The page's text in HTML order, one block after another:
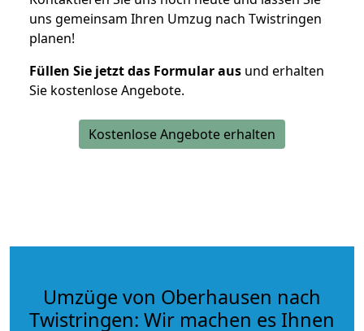
uns gemeinsam Ihren Umzug nach Twistringen
planen!
Füllen Sie jetzt das Formular aus und erhalten
Sie kostenlose Angebote.
Kostenlose Angebote erhalten
Umzüge von Oberhausen nach
Twistringen: Wir machen es Ihnen